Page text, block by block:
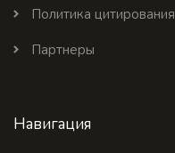
Политика цитирования
Партнеры
Навигация